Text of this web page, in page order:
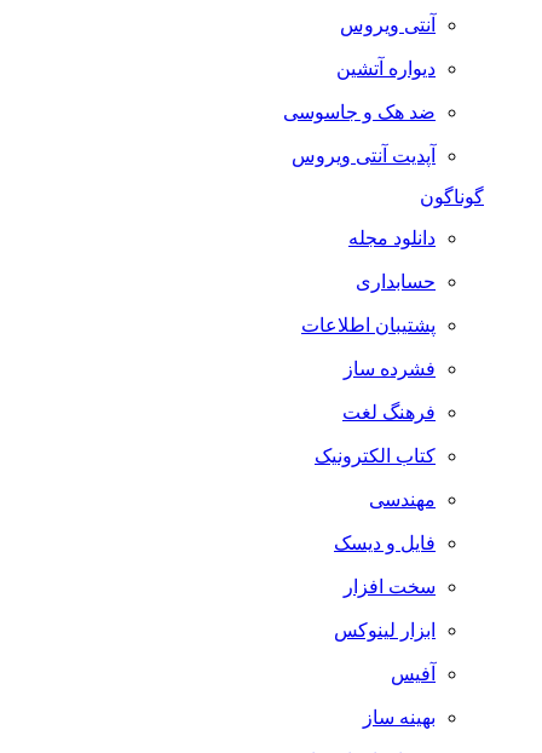
آنتی ویروس
دیواره آتشین
ضد هک و جاسوسی
آپدیت آنتی ویروس
گوناگون
دانلود مجله
حسابداری
پشتیبان اطلاعات
فشرده ساز
فرهنگ لغت
کتاب الکترونیک
مهندسی
فایل و دیسک
سخت افزار
ابزار لینوکس
آفیس
بهینه ساز